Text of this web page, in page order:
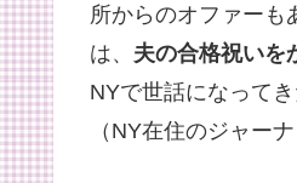
所からのオファーも
は、 夫の合格祝いを
NYで世話になって
（NY在住のジャーナ